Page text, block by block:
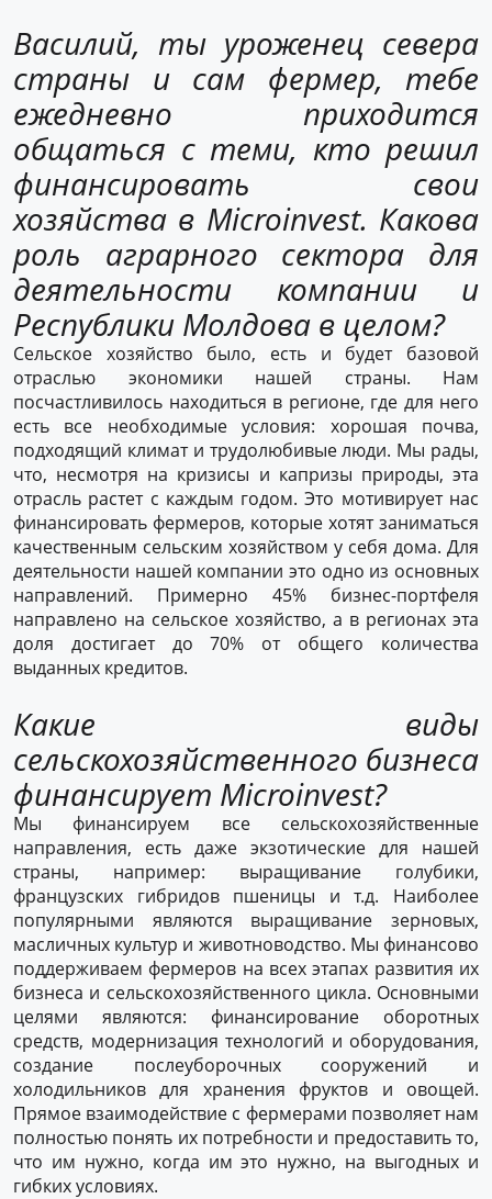
Василий, ты уроженец севера
страны и сам фермер, тебе
ежедневно приходится
общаться с теми, кто решил
финансировать свои
хозяйства в Microinvest. Какова
роль аграрного сектора для
деятельности компании и
Республики Молдова в целом?
Сельское хозяйство было, есть и будет базовой
отраслью экономики нашей страны. Нам
посчастливилось находиться в регионе, где для него
есть все необходимые условия: хорошая почва,
подходящий климат и трудолюбивые люди. Мы рады,
что, несмотря на кризисы и капризы природы, эта
отрасль растет с каждым годом. Это мотивирует нас
финансировать фермеров, которые хотят заниматься
качественным сельским хозяйством у себя дома. Для
деятельности нашей компании это одно из основных
направлений. Примерно 45% бизнес-портфеля
направлено на сельское хозяйство, а в регионах эта
доля достигает до 70% от общего количества
выданных кредитов.
Какие виды
сельскохозяйственного бизнеса
финансирует Microinvest?
Мы финансируем все сельскохозяйственные
направления, есть даже экзотические для нашей
страны, например: выращивание голубики,
французских гибридов пшеницы и т.д. Наиболее
популярными являются выращивание зерновых,
масличных культур и животноводство. Мы финансово
поддерживаем фермеров на всех этапах развития их
бизнеса и сельскохозяйственного цикла. Основными
целями являются: финансирование оборотных
средств, модернизация технологий и оборудования,
создание послеуборочных сооружений и
холодильников для хранения фруктов и овощей.
Прямое взаимодействие с фермерами позволяет нам
полностью понять их потребности и предоставить то,
что им нужно, когда им это нужно, на выгодных и
гибких условиях.